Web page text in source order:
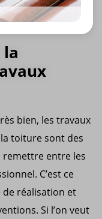
bien, les travaux
toiture sont des
remettre entre les
C’est ce
de réalisation et
Si l’on veut